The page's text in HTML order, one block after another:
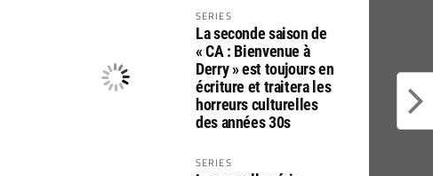
SERIES
La seconde saison de
« CA : Bienvenue à
Derry » est toujours en
écriture et traitera les
horreurs culturelles
des années 30s
SERIES